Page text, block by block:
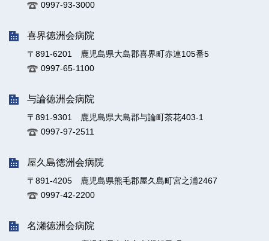
0997-93-3000
喜界徳洲会病院
〒891-6201 鹿児島県大島郡喜界町赤連105番5
0997-65-1100
与論徳洲会病院
〒891-9301 鹿児島県大島郡与論町茶花403-1
0997-97-2511
屋久島徳洲会病院
〒891-4205 鹿児島県熊毛郡屋久島町宮之浦2467
0997-42-2200
名瀬徳洲会病院